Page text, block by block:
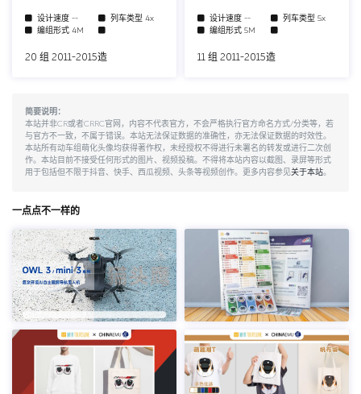
设计速度 -- 列车类型 4x
编组形式 4M
20 组 2011-2015造
设计速度 -- 列车类型 5x
编组形式 5M
11 组 2011-2015造
简要说明：
本站并非CR或者CRRC官网，内容不代表官方，不会严格执行官方命名方式/分类等，若
与官方不一致，不属于错误。本站无法保证数据的准确性，亦无法保证数据的时效性。
本站所有动车组萌化头像均获得著作权，未经授权不得进行未署名的转发或进行二次创
作。本站目前不接受任何形式的图片、视频投稿。不得将本站内容以截图、录屏等形式
用于包括但不限于抖音、快手、西瓜视频、头条等视频创作。更多内容参见关于本站。
一点点不一样的